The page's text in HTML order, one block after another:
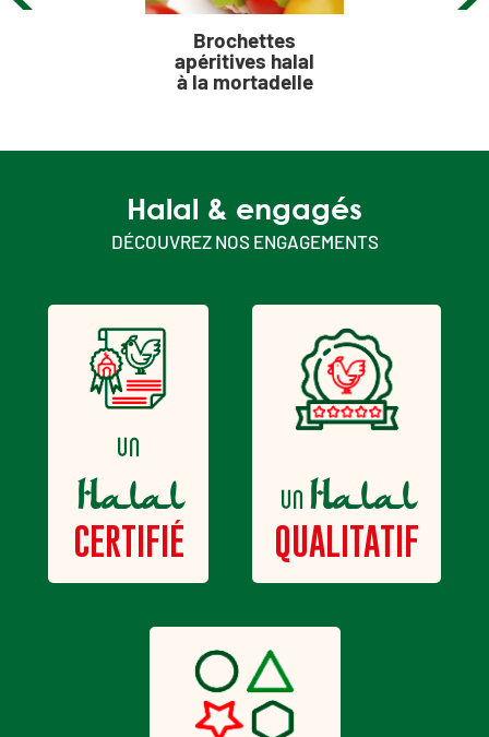
Brochettes
apéritives halal
à la mortadelle
Halal & engagés
DÉCOUVREZ NOS ENGAGEMENTS
un
Halal
CERTIFIÉ
unHalal
QUALITATIF